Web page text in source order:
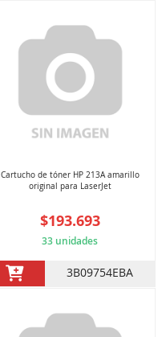
Cartucho de tóner HP 213A amarillo
original para LaserJet
$193.693
33 unidades
3B09754EBA